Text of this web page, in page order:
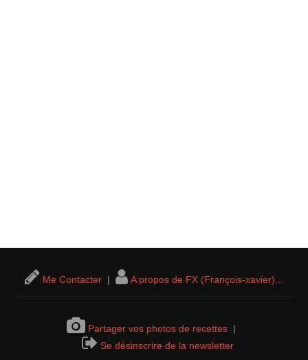
Me Contacter | A propos de FX (François-xavier)...
Partager vos photos de recettes |
Se désinscrire de la newsletter